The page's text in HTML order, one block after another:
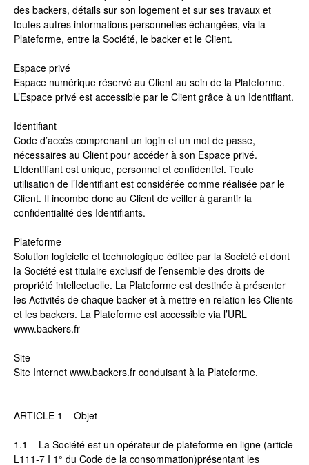
des backers, détails sur son logement et sur ses travaux et
toutes autres informations personnelles échangées, via la
Plateforme, entre la Société, le backer et le Client.
Espace privé
Espace numérique réservé au Client au sein de la Plateforme.
L’Espace privé est accessible par le Client grâce à un Identifiant.
Identifiant
Code d’accès comprenant un login et un mot de passe,
nécessaires au Client pour accéder à son Espace privé.
L’Identifiant est unique, personnel et confidentiel. Toute
utilisation de l’Identifiant est considérée comme réalisée par le
Client. Il incombe donc au Client de veiller à garantir la
confidentialité des Identifiants.
Plateforme
Solution logicielle et technologique éditée par la Société et dont
la Société est titulaire exclusif de l’ensemble des droits de
propriété intellectuelle. La Plateforme est destinée à présenter
les Activités de chaque backer et à mettre en relation les Clients
et les backers. La Plateforme est accessible via l’URL
www.backers.fr
Site
Site Internet www.backers.fr conduisant à la Plateforme.
ARTICLE 1 – Objet
1.1 – La Société est un opérateur de plateforme en ligne (article
L111-7 I 1° du Code de la consommation)présentant les